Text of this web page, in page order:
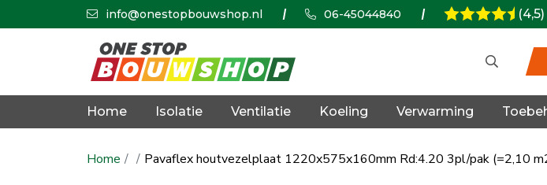
info@onestopbouwshop.nl 06-45044840 (4,5)
Home Isolatie Ventilatie Koeling Verwarming
Home Pavaflex houtvezelplaat 1220x575x160mm Rd:4.20 3pl/pak (=2,10